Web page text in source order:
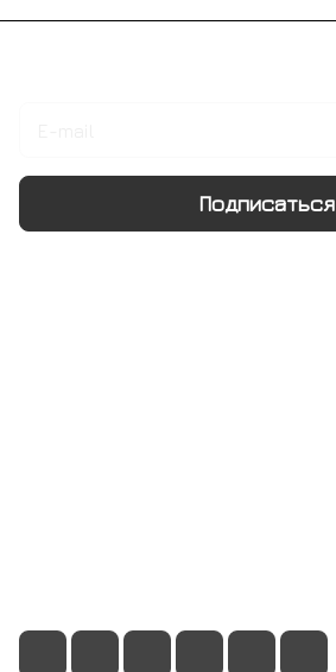
Подписаться